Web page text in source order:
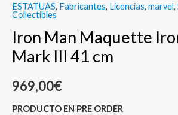
ESTATUAS, Fabricantes, Licencias, marvel,
Collectibles
Iron Man Maquette
Mark III 41 cm
969,00€
PRODUCTO EN PRE ORDER
Man
III
41
quantity